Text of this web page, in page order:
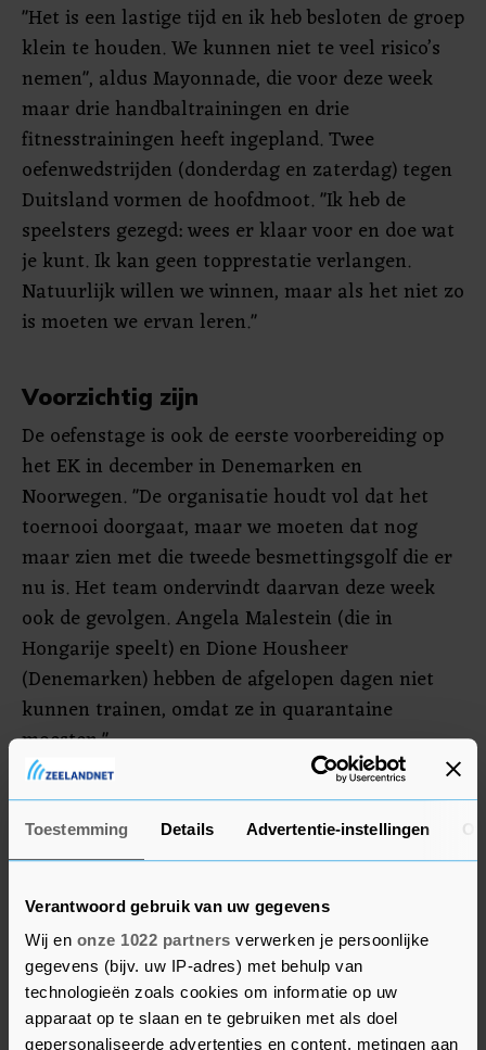
Toestemming Details Advertentie-instellingen
Verantwoord gebruik van uw gegevens
Wij en onze 1022 partners verwerken je persoonlijke
gegevens (bijv. uw IP-adres) met behulp van
technologieën zoals cookies om informatie op uw
apparaat op te slaan en te gebruiken met als doel
gepersonaliseerde advertenties en content, metingen aan
"Het is een lastige tijd en ik heb besloten de groep
klein te houden. We kunnen niet te veel risico’s
nemen", aldus Mayonnade, die voor deze week
maar drie handbaltrainingen en drie
fitnesstrainingen heeft ingepland. Twee
oefenwedstrijden (donderdag en zaterdag) tegen
Duitsland vormen de hoofdmoot. "Ik heb de
speelsters gezegd: wees er klaar voor en doe wat
je kunt. Ik kan geen topprestatie verlangen.
Natuurlijk willen we winnen, maar als het niet zo
is moeten we ervan leren."
Voorzichtig zijn
De oefenstage is ook de eerste voorbereiding op
het EK in december in Denemarken en
Noorwegen. "De organisatie houdt vol dat het
toernooi doorgaat, maar we moeten dat nog
maar zien met die tweede besmettingsgolf die er
nu is. Het team ondervindt daarvan deze week
ook de gevolgen. Angela Malestein (die in
Hongarije speelt) en Dione Housheer
(Denemarken) hebben de afgelopen dagen niet
kunnen trainen, omdat ze in quarantaine
moesten."
De bondscoach moet sowieso voorzichtig zijn met
de belasting van zijn speelsters. "Vergeet niet dat
veel speelsters maandenlang niet konden trainen
gek lang in training, maar anderen spelen nu
alweer twee wedstrijden per week: in de
competitie en de Champions League. We moeten
het verstandig aanpakken."